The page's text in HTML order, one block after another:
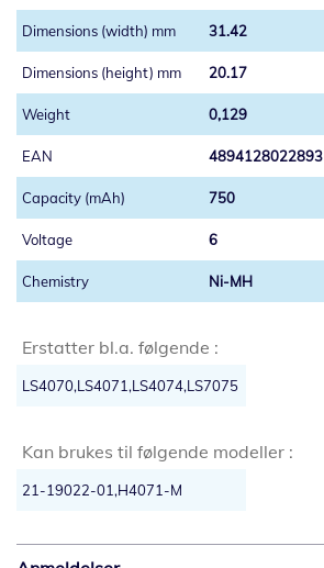
31.42
20.17
0,129
4894128022893
750
6
Ni-MH
Erstatter bl.a. følgende :
LS4070,LS4071,LS4074,LS7075
Kan brukes til følgende modeller :
21-19022-01,H4071-M